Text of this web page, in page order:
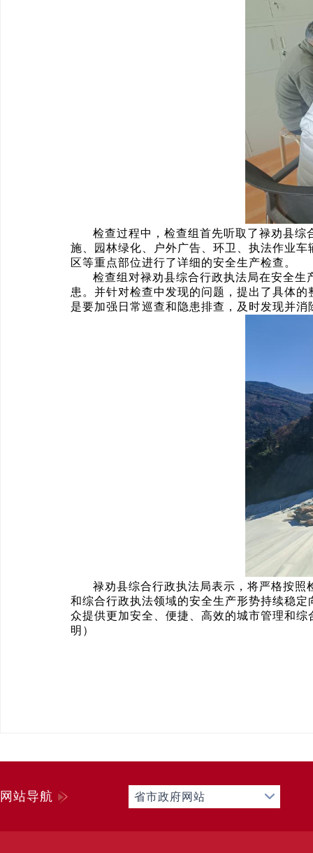
检查过程中，检查组首先听取了禄劝县
施、园林绿化、户外广告、环卫、执法作业
区等重点部位进行了详细的安全生产检查。
检查组对禄劝县综合行政执法局在安全
患。并针对检查中发现的问题，提出了具体
是要加强日常巡查和隐患排查，及时发现并
禄劝县综合行政执法局表示，将严格按
和综合行政执法领域的安全生产形势持续稳
众提供更加安全、便捷、高效的城市管理和
明）
网站导航 省市政府网站